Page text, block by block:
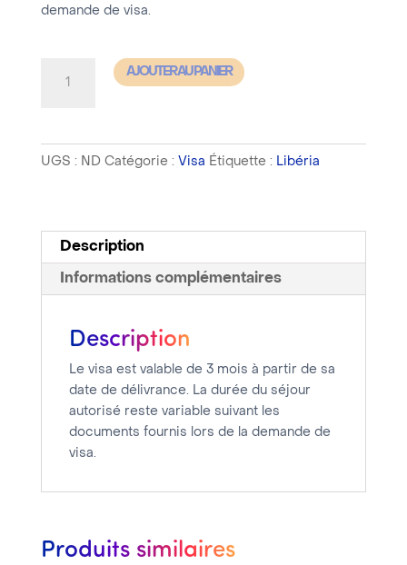
demande de visa.
-
Visa
entrée
AJOUTER AU PANIER
UGS : ND Catégorie : Visa Étiquette : Libéria
Description
Informations complémentaires
Description
Le visa est valable de 3 mois à partir de sa
date de délivrance. La durée du séjour
autorisé reste variable suivant les
documents fournis lors de la demande de
visa.
Produits similaires